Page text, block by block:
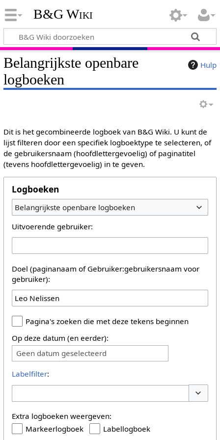
B&G Wiki
Hulp
Belangrijkste openbare
logboeken
Dit is het gecombineerde logboek van B&G Wiki. U kunt de
lijst filteren door een specifiek logboektype te selecteren, of
de gebruikersnaam (hoofdlettergevoelig) of paginatitel
(tevens hoofdlettergevoelig) in te geven.
Logboeken
Belangrijkste openbare logboeken
Uitvoerende gebruiker:
Doel (paginanaam of Gebruiker:gebruikersnaam voor
gebruiker):
Pagina's zoeken die met deze tekens beginnen
Op deze datum (en eerder):
Geen datum geselecteerd
Labelfilter:
Extra logboeken weergeven:
Markeerlogboek
Labellogboek